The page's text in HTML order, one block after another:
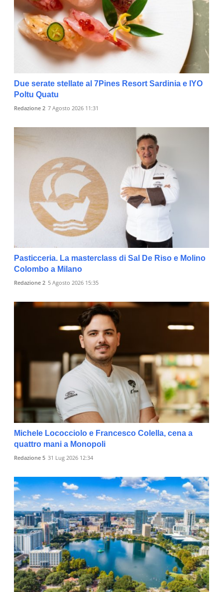
Due serate stellate al 7Pines Resort Sardinia e IYO
Poltu Quatu
Redazione 2 7 Agosto 2026 11:31
Pasticceria. La masterclass di Sal De Riso e Molino
Colombo a Milano
Redazione 2 5 Agosto 2026 15:35
Michele Lococciolo e Francesco Colella, cena a
quattro mani a Monopoli
Redazione 5 31 Lug 2026 12:34